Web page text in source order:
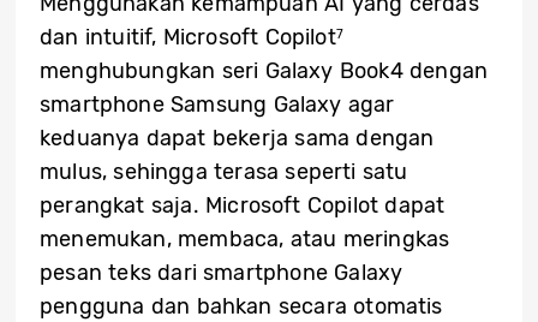
dan intuitif, Microsoft Copilot7
menghubungkan seri Galaxy Book4 dengan
smartphone Samsung Galaxy agar
keduanya dapat bekerja sama dengan
mulus, sehingga terasa seperti satu
perangkat saja. Microsoft Copilot dapat
menemukan, membaca, atau meringkas
pesan teks dari smartphone Galaxy
pengguna dan bahkan secara otomatis